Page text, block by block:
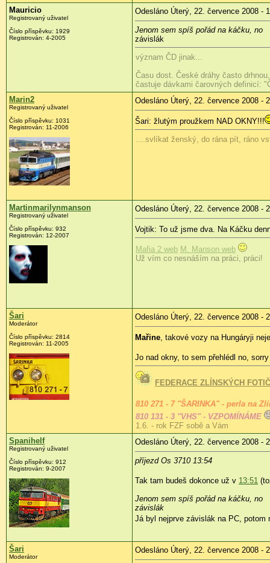
Mauricio
Registrovaný uživatel
Číslo příspěvku: 1929
Registrován: 4-2005
Odesláno Úterý, 22. července 2008 -
Jenom sem spíš pořád na káčku, no
závislák
význam ČD jinak...
Času dost. České dráhy často
častuje dávkami čarovných definicí:
Marin2
Registrovaný uživatel
Číslo příspěvku: 1031
Registrován: 11-2006
Odesláno Úterý, 22. července 2008 -
Šari: žlutým proužkem NAD OKNY!!!
....svlíkat ženský, do rána pít, ráno
Martinmarilynmanson
Registrovaný uživatel
Číslo příspěvku: 932
Registrován: 12-2007
Odesláno Úterý, 22. července 2008 -
Vojtik: To už jsme dva. Na Káčku
Mafia 2 web M. Manson web
Už vím co nesnáším na práci, práci!
Šari
Moderátor
Číslo příspěvku: 2814
Registrován: 11-2005
Odesláno Úterý, 22. července 2008 -
Mařine , takové vozy na Hungáryji
Jo nad okny, to sem přehlédl no,
FEDERACE ZLÍNSKÝCH
810 271 - 7 "ŠARINKA" - perla na
810 131 - 3 "VHS" - VZPOMÍNÁME
1.6. - rok FZF sobě a Vám
Spanihelf
Registrovaný uživatel
Číslo příspěvku: 912
Registrován: 9-2007
Odesláno Úterý, 22. července 2008 -
příjezd Os 3710 13:54
Tak tam budeš dokonce už v 13:51
Jenom sem spíš pořád na káčku, no
závislák
Já byl nejprve závislák na PC,
Šari
Moderátor
Odesláno Úterý, 22. července 2008 -